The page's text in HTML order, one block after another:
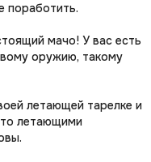
поработить.
мачо! У вас есть
оружию, такому
летающей тарелке и
летающими